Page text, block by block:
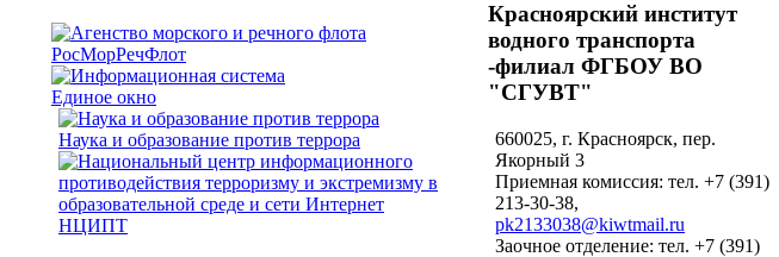
РосМорРечФлот
Единое окно
Наука и образование против террора
НЦИПТ
Красноярский институт
водного транспорта
-филиал ФГБОУ ВО
"СГУВТ"
660025, г. Красноярск, пер.
Якорный 3
Приемная комиссия: тел. +7 (391)
213-30-38,
pk2133038@kiwtmail.ru
Заочное отделение: тел. +7 (391)